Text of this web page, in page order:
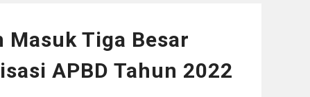
Masuk Tiga Besar
APBD Tahun 2022